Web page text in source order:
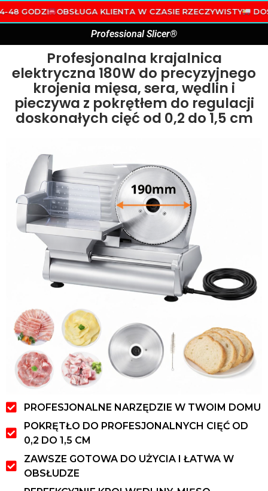
KLIENTA W CZASIE RZECZYWISTYM DOSTAWA W 24-
Professional Slicer®
Profesjonalna krajalnica
elektryczna 180W do precyzyjnego
krojenia mięsa, sera, wędlin i
pieczywa z pokrętłem do regulacji
doskonałych cięć od 0,2 do 1,5 cm
PROFESJONALNE NARZĘDZIE W TWOIM DOMU
POKRĘTŁO DO PROFESJONALNYCH CIĘĆ OD
0,2 DO 1,5 CM
ZAWSZE GOTOWA DO UŻYCIA I ŁATWA W
OBSŁUDZE